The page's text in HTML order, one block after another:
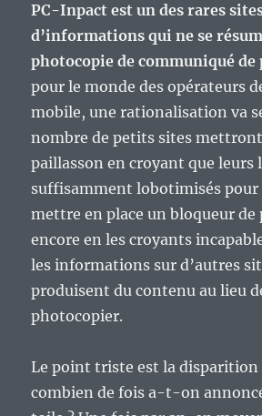
PC-Inpact est un des rares
d’informations qui ne se
photocopie de communiqué de
pour le monde des opérateurs
mobile, une rationalisation va
nombre de petits sites mettront
paillasson en croyant que leurs
suffisamment lobotimisés pour
mettre en place un bloqueur de
encore en les croyants
les informations sur d’autres
produisent du contenu au lieu
photocopier.
Le point triste est la disparition
combien de fois a-t-on